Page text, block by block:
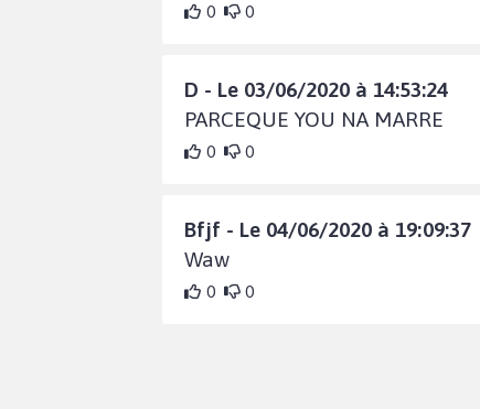
0 0
D - Le 03/06/2020 à 14:53:24
PARCEQUE YOU NA MARRE
0 0
Bfjf - Le 04/06/2020 à 19:09:37
Waw
0 0